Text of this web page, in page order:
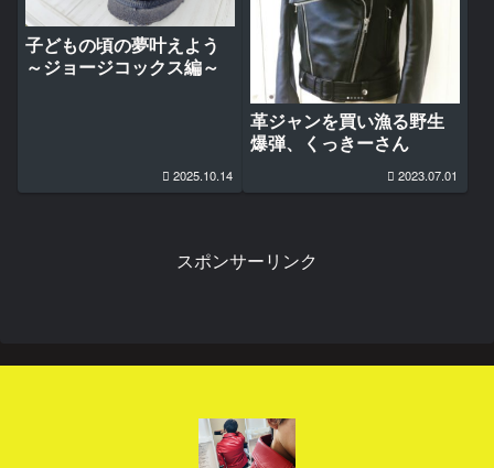
子どもの頃の夢叶えよう
～ジョージコックス編～
2025.10.14
革ジャンを買い漁る野生
爆弾、くっきーさん
2023.07.01
スポンサーリンク